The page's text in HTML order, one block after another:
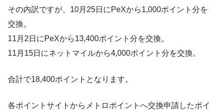
その内訳ですが、10月25日にPeXから1,000ポイント分を
交換。
11月2日にPeXから13,400ポイント分を交換。
11月15日にネットマイルから4,000ポイント分を交換。
合計で18,400ポイントとなります。
各ポイントサイトからメトロポイントへ交換申請したポイ